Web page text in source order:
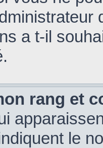
a t-il
rang et
le